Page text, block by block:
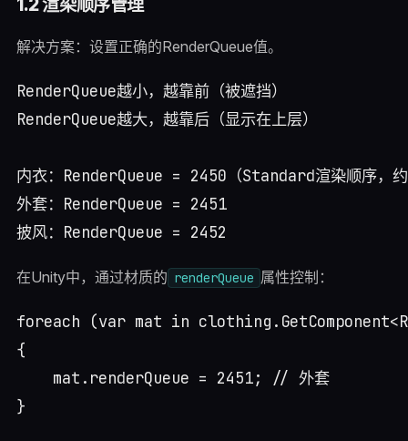
1.2 渲染顺序管理
解决方案：设置正确的RenderQueue值。
RenderQueue越小，越靠前（被遮挡）
RenderQueue越大，越靠后（显示在上层）
内衣：RenderQueue = 2450（Standard渲染顺序，
外套：RenderQueue = 2451
在Unity中，通过材质的 renderQueue 属性控制：
foreach (var mat in
{
    mat.renderQueue = 2451; // 外套